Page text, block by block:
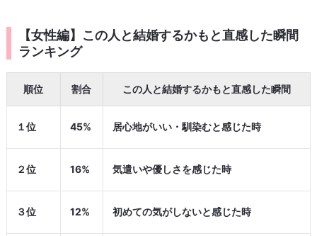
【女性編】この人と結婚するかもと直感した瞬間
ランキング
順位 割合 この人と結婚するかもと直感した瞬間
１位 45% 居心地がいい・馴染むと感じた時
２位 16% 気遣いや優しさを感じた時
３位 12% 初めての気がしないと感じた時